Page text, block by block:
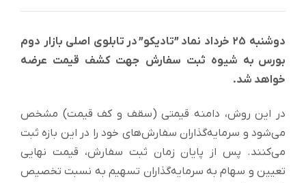
دوشنبه 25 خرداد نماد ”تادیکو” در تابلوی اصلی بازار دوم
بورس به شیوه ثبت سفارش جهت کشف قیمت عرضه
خواهد شد.
در این روش، دامنه قیمتی (سقف و کف قیمت) مشخص
می‌شود و سرمایه‌گذاران سفارش‌های خود را در این بازه ثبت
می‌کنند. پس از پایان زمان ثبت سفارش، قیمت نهایی
تعیین و سهام به سرمایه‌گذاران تسهیم به نسبت تخصیص